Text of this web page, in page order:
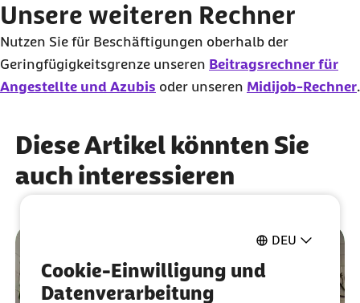
DEU
Cookie-Einwilligung und
Datenverarbeitung
Unsere weiteren Rechner
Nutzen Sie für Beschäftigungen oberhalb der
Geringfügigkeitsgrenze unseren Beitragsrechner für
Angestellte und Azubis oder unseren Midijob-Rechner.
Diese Artikel könnten Sie
auch interessieren